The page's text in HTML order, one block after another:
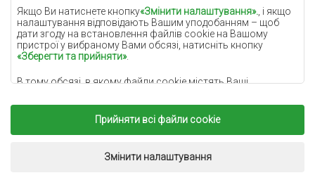
Якщо Ви натиснете кнопку«Змінити налаштування». , і якщо
налаштування відповідають Вашим уподобанням – щоб
дати згоду на встановлення файлів cookie на Вашому
пристрої у вибраному Вами обсязі, натисніть кнопку
«Зберегти та прийняти».
В тому обсязі, в якому файли cookie містять Ваші
інтерес адміністратора персональних даних
(DYWANYCHEMEX) або третіх сторін у формі забезпечення
високоякісних послуг, що надаються на нашому вебсайті, і
маркетингової діяльності адміністратора персональних
Прийняти всі файли cookie
Змінити налаштування
Сірі покриття
Теракотові покриття
Зелені покриття
Золоті покриття
Реалізація:www.dimax.pl